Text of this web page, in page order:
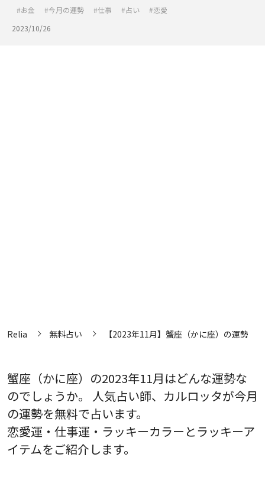
お金 今月の運勢 仕事 占い
恋愛
2023/10/26
Relia 無料占い 【2023年11月】蟹座（かに座）の運勢
蟹座（かに座）の2023年11月はどんな運勢な
のでしょうか。 人気占い師、カルロッタが今月
の運勢を無料で占います。
恋愛運・仕事運・ラッキーカラーとラッキーア
イテムをご紹介します。